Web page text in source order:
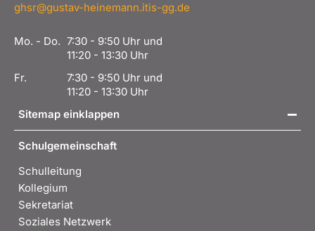
ghsr@gustav-heinemann.itis-gg.de
Mo. - Do. 7:30 - 9:50 Uhr und
11:20 - 13:30 Uhr
Fr.
7:30 - 9:50 Uhr und
11:20 - 13:30 Uhr
Sitemap einklappen
Schulgemeinschaft
Schulleitung
Kollegium
Sekretariat
Soziales Netzwerk